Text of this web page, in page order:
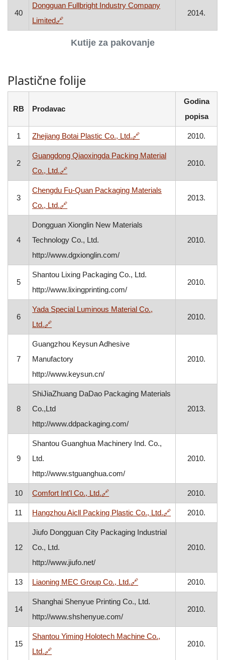
Kutije za pakovanje
40
Dongguan Fullbright Industry Company
Limited🔗, otvara se u novom prozoru
2014.
Plastične folije
RB Prodavac
Godina
popisa
1 Zhejiang Botai Plastic Co., Ltd.🔗, otvara se u novom
2010.
2
Guangdong Qiaoxingda Packing Material
Co., Ltd.🔗, otvara se u novom prozoru
2010.
3
Chengdu Fu-Quan Packaging Materials
Co., Ltd.🔗, otvara se u novom prozoru
2013.
4
Dongguan Xionglin New Materials
Technology Co., Ltd.
http://www.dgxionglin.com/
2010.
5
Shantou Lixing Packaging Co., Ltd.
http://www.lixingprinting.com/
2010.
6
Yada Special Luminous Material Co.,
Ltd.🔗, otvara se u novom prozoru
2010.
7
Guangzhou Keysun Adhesive
Manufactory
http://www.keysun.cn/
2010.
8
ShiJiaZhuang DaDao Packaging Materials
Co.,Ltd
http://www.ddpackaging.com/
2013.
9
Shantou Guanghua Machinery Ind. Co.,
Ltd.
http://www.stguanghua.com/
2010.
10 Comfort Int'l Co., Ltd.🔗, otvara se u novom prozoru
2010.
11 Hangzhou Aicll Packing Plastic Co., Ltd.🔗, otvara se u
2010.
12
Jiufo Dongguan City Packaging Industrial
Co., Ltd.
http://www.jiufo.net/
2010.
13 Liaoning MEC Group Co., Ltd.🔗, otvara se u novom
2010.
14
Shanghai Shenyue Printing Co., Ltd.
http://www.shshenyue.com/
2010.
15
Shantou Yiming Holotech Machine Co.,
Ltd.🔗, otvara se u novom prozoru
2010.